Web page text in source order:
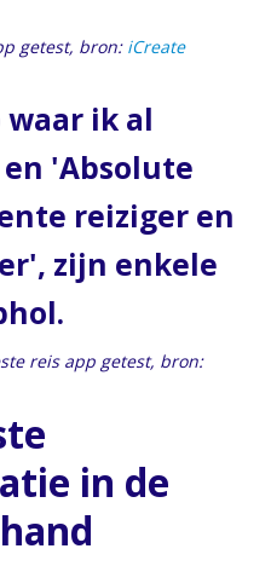
getest, bron: iCreate
ik al
'Absolute
reiziger en
zijn enkele
reis app getest, bron:
in de